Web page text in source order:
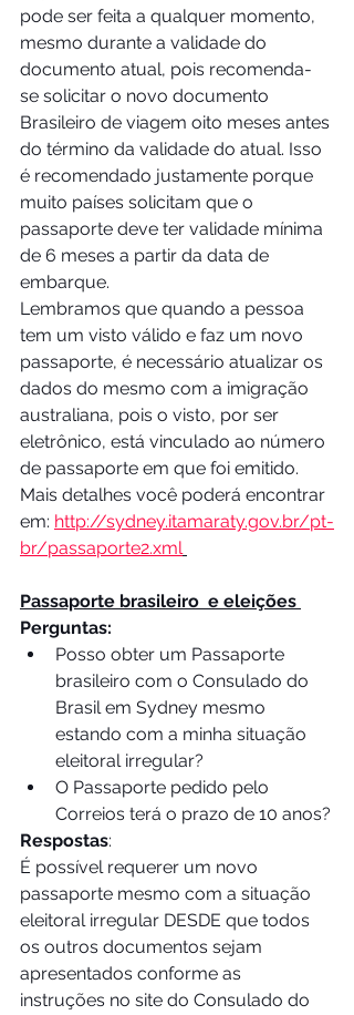
pode ser feita a qualquer momento,
mesmo durante a validade do
documento atual, pois recomenda-
se solicitar o novo documento
Brasileiro de viagem oito meses antes
do término da validade do atual. Isso
é recomendado justamente porque
muito países solicitam que o
passaporte deve ter validade mínima
de 6 meses a partir da data de
embarque.
Lembramos que quando a pessoa
tem um visto válido e faz um novo
passaporte, é necessário atualizar os
dados do mesmo com a imigração
australiana, pois o visto, por ser
eletrônico, está vinculado ao número
de passaporte em que foi emitido.
Mais detalhes você poderá encontrar
em: http://sydney.itamaraty.gov.br/pt-
br/passaporte2.xml
Passaporte brasileiro  e eleições
Perguntas:
Posso obter um Passaporte
brasileiro com o Consulado do
Brasil em Sydney mesmo
estando com a minha situação
eleitoral irregular?
O Passaporte pedido pelo
Correios terá o prazo de 10 anos?
Respostas:
É possível requerer um novo
passaporte mesmo com a situação
eleitoral irregular DESDE que todos
os outros documentos sejam
apresentados conforme as
instruções no site do Consulado do